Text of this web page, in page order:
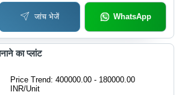
जांच भेजें WhatsApp
का प्लांट
Price Trend: 400000.00 - 180000.00
INR/Unit